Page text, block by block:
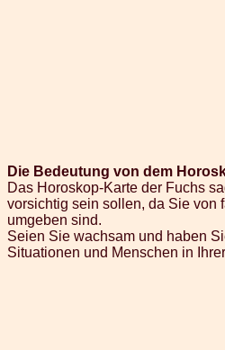
Die Bedeutung von dem
Das Horoskop-Karte der Fuchs
vorsichtig sein sollen, da Sie von
umgeben sind.
Seien Sie wachsam und haben
Situationen und Menschen in